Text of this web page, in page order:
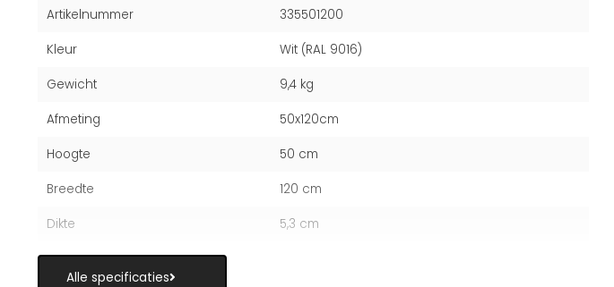
Artikelnummer 335501200
Kleur Wit (RAL 9016)
Gewicht 9,4 kg
Afmeting 50x120cm
Hoogte 50 cm
Breedte 120 cm
Dikte 5,3 cm
Alle specificaties